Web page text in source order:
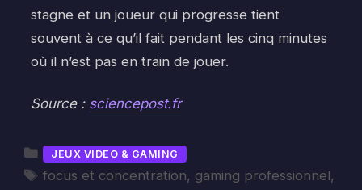
stagne et un joueur qui progresse tient
souvent à ce qu’il fait pendant les cinq minutes
où il n’est pas en train de jouer.
Source : sciencepost.fr
Catégories
JEUX VIDEO & GAMING
Étiquettes
focus et concentration, gaming professionnel,